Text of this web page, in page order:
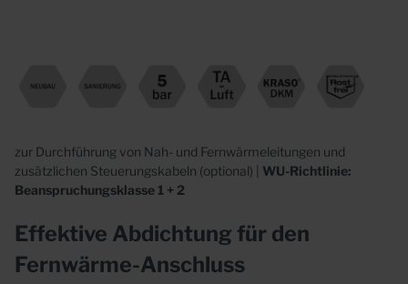
zur Durchführung von Nah- und Fernwärmeleitungen und
zusätzlichen Steuerungskabeln (optional) | WU-Richtlinie:
Beanspruchungsklasse 1 + 2
Effektive Abdichtung für den
Fernwärme-Anschluss